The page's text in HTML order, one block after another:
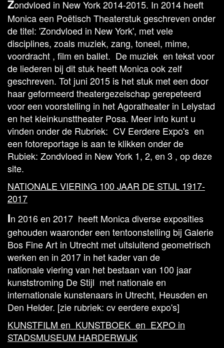
Zondvloed in New York 2014-2015. In 2014 heeft
Monica een Poëtisch Theaterstuk geschreven onder
de titel: 'Zondvloed in New York', met vele
disciplines, zoals muziek, zang, toneel, mime,
voordracht , film en ballet. De muziek en tekst voor
de liederen bij dit stuk heeft Monica ook zelf
geschreven. Tot juni 2015 is het stuk met een door
haar geformeerd theatergezelschap gerepeteerd
voor een voorstelling in het Agoratheater in Lelystad
en het kleinkunsttheater Posa. Meer info kunt u
vinden onder de Rubriek: CV Eerdere Expo's en
een fotoreportage is aan te klikken onder de
Rubiek: Zondvloed in New York 1, 2, en 3 , op deze
site.
NATIONALE VIERING 100 JAAR DE STIJL 1917-
2017
In 2016 en 2017 heeft Monica diverse exposities
gehouden waaronder een tentoonstelling bij Galerie
Bos Fine Art in Utrecht met uitsluitend geometrisch
werken en in 2017 in het kader van de
nationale viering van het bestaan van 100 jaar
kunststroming De Stijl met nationale en
internationale kunstenaars in Utrecht, Heusden en
Den Helder. [zie rubriek: cv eerdere expo's]
KUNSTFILM en KUNSTBOEK en EXPO in
STADSMUSEUM HARDERWIJK